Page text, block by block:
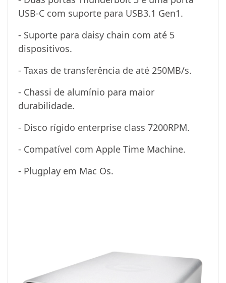
USB-C com suporte para USB3.1 Gen1.
- Suporte para daisy chain com até 5
dispositivos.
- Taxas de transferência de até 250MB/s.
- Chassi de alumínio para maior
durabilidade.
- Disco rígido enterprise class 7200RPM.
- Compatível com Apple Time Machine.
- Plugplay em Mac Os.